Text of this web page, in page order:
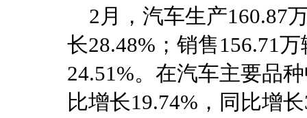
2月，汽车生产160.87
长28.48%；销售156.71
24.51%。在汽车主要品
比增长19.74%，同比增